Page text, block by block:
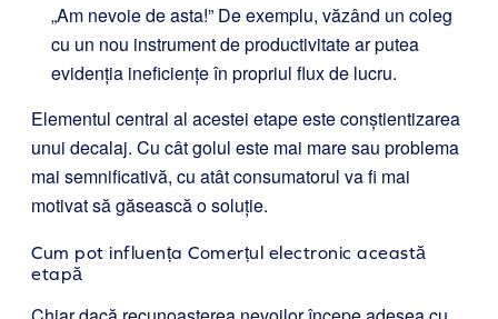
„Am nevoie de asta!” De exemplu, văzând un coleg
cu un nou instrument de productivitate ar putea
evidenția ineficiențe în propriul flux de lucru.
Elementul central al acestei etape este conștientizarea
unui decalaj. Cu cât golul este mai mare sau problema
mai semnificativă, cu atât consumatorul va fi mai
motivat să găsească o soluție.
Cum pot influența Comerțul electronic această
etapă